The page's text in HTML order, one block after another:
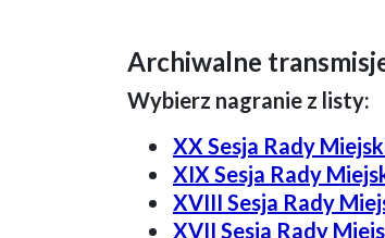
Archiwalne
Wybierz nagranie z listy:
XX Sesja Rady
XIX Sesja Rady
XVIII Sesja Rady
XVII Sesja Rady